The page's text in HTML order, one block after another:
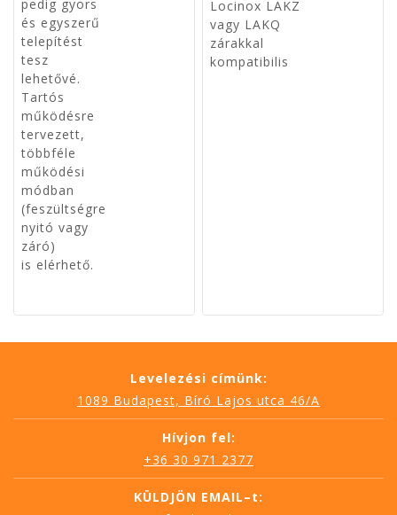
Levelezési címünk:
1089 Budapest, Bíró Lajos utca 46/A
Hívjon fel:
+36 30 971 2377
KÜLDJÖN EMAIL–t: